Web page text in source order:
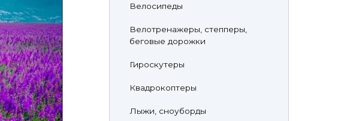
Велосипеды
Велотренажеры, степперы,
беговые дорожки
Гироскутеры
Квадрокоптеры
Лыжи, сноуборды